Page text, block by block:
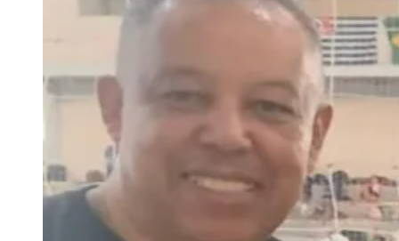
Negócios Regionais
Segurança Regional
Hospitais Estaduais
Parques & Represas
Cidades da Região
Santana de Parnaíba
Itapevi CotiaPirapora
Araçariguama
Franco da